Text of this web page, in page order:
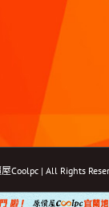
Coolpc | All Rights
FacebookInstagram